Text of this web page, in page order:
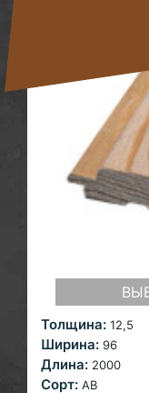
Толщина: 12,5
Ширина: 96
Длина: 2000
Сорт: AB